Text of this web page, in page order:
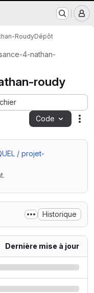
RoudyDépôt
4-nathan-
roudy
Code
/ projet-
Historique
Dernière mise à jour